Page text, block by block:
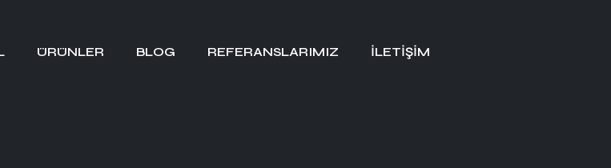
ÜRÜNLER BLOG REFERANSLARIMIZ İLETIŞIM